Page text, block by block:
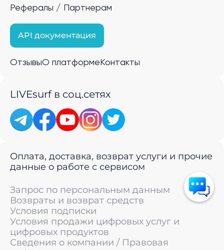
Рефералы / Партнерам
API документация
ОтзывыО платформе Контакты
LIVEsurf в соц.сетях
Оплата, доставка, возврат услуги и прочие
данные о работе с сервисом
Запрос по персональным данным
Возвраты и возврат средств
Условия подписки
Условия продажи цифровых услуг и
цифровых продуктов
Сведения о компании / Правовая